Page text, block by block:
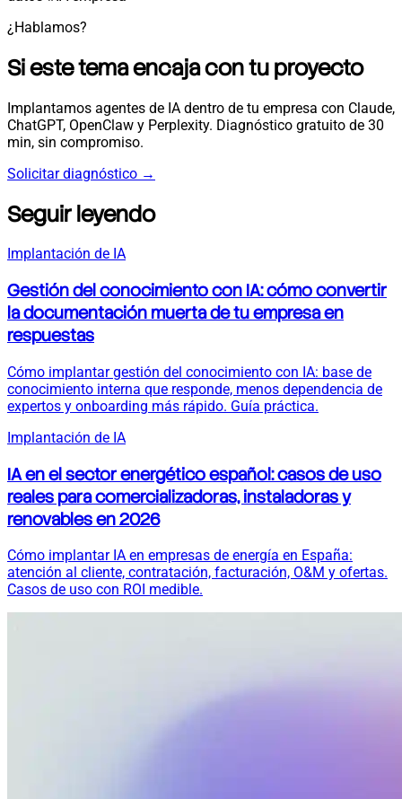
¿Hablamos?
Si este tema encaja con tu proyecto
Implantamos agentes de IA dentro de tu empresa con Claude,
ChatGPT, OpenClaw y Perplexity. Diagnóstico gratuito de 30
min, sin compromiso.
Solicitar diagnóstico →
Seguir leyendo
Implantación de IA
Gestión del conocimiento con IA: cómo convertir
la documentación muerta de tu empresa en
respuestas
Cómo implantar gestión del conocimiento con IA: base de
conocimiento interna que responde, menos dependencia de
expertos y onboarding más rápido. Guía práctica.
Implantación de IA
IA en el sector energético español: casos de uso
reales para comercializadoras, instaladoras y
renovables en 2026
Cómo implantar IA en empresas de energía en España:
atención al cliente, contratación, facturación, O&M y ofertas.
Casos de uso con ROI medible.